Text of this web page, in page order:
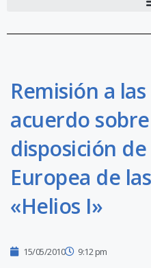
Remisión a
acuerdo
disposición
Europea de
«Helios I»
15/05/2010 9:12 pm